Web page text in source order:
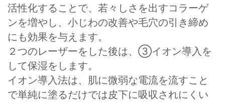
活性化することで、若々しさを出すコラーゲ
ンを増やし、小じわの改善や毛穴の引き締め
にも効果を与えます。
２つのレーザーをした後は、③イオン導入を
して保湿をします。
イオン導入法は、肌に微弱な電流を流すこと
で単純に塗るだけでは皮下に吸収されにくい